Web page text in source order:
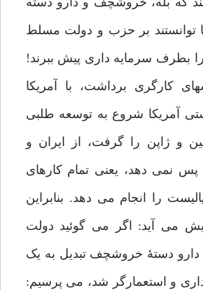
توانستند بر حزب و دولت مسلط
بطرف سرمایه داری پیش ببرند!
کارگری برداشت، با آمریکا
آمریکا شروع به توسعه طلبی
و ژاپن را گرفت، از ایران و
نمی دهد، یعنی تمام کارهای
را انجام می دهد. بنابراین
می آید: اگر می گوئید دولت
دستۀ خروشچف تبدیل به یک
و استعمارگر شد، می پرسیم: